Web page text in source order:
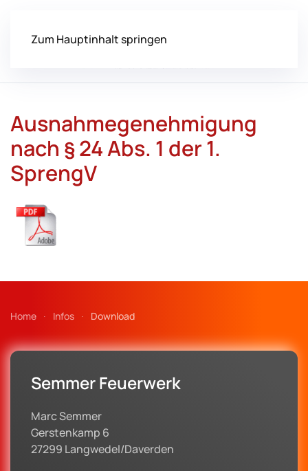
Zum Hauptinhalt springen
Ausnahmegenehmigung
nach § 24 Abs. 1 der 1.
SprengV
Home Infos Download
Semmer Feuerwerk
Marc Semmer
Gerstenkamp 6
27299 Langwedel/Daverden